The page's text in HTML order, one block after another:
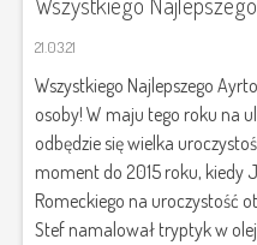
21.03.21
​Wszystkiego Najlepszego
osoby! W maju tego roku na
odbędzie się wielka
moment do 2015 roku, kiedy
Romeckiego na uroczystość
Stef namalował tryptyk w